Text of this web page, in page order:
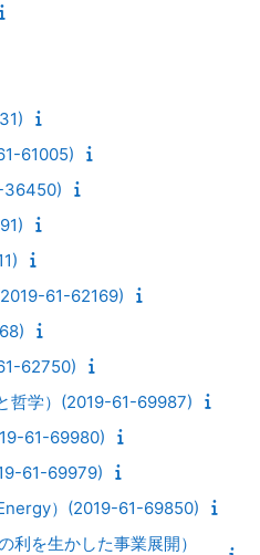
61005)
36450)
61-62169)
62750)
哲学）(2019-61-69987)
61-69980)
61-69979)
）(2019-61-69850)
利を生かした事業展開）